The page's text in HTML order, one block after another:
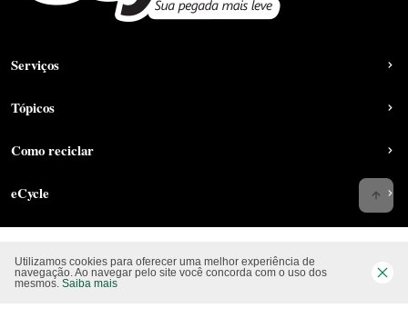
Serviços
Tópicos
Como reciclar
eCycle
Siga-nos nas rede sociais
Utilizamos cookies para oferecer uma melhor experiência de
navegação. Ao navegar pelo site você concorda com o uso dos
mesmos. Saiba mais